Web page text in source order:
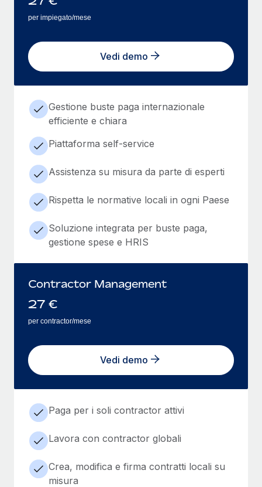
per impiegato/mese
Vedi demo
Gestione buste paga internazionale
efficiente e chiara
Piattaforma self-service
Assistenza su misura da parte di esperti
Rispetta le normative locali in ogni Paese
Soluzione integrata per buste paga,
gestione spese e HRIS
Contractor Management
27 €
per contractor/mese
Vedi demo
Paga per i soli contractor attivi
Lavora con contractor globali
Crea, modifica e firma contratti locali su
misura